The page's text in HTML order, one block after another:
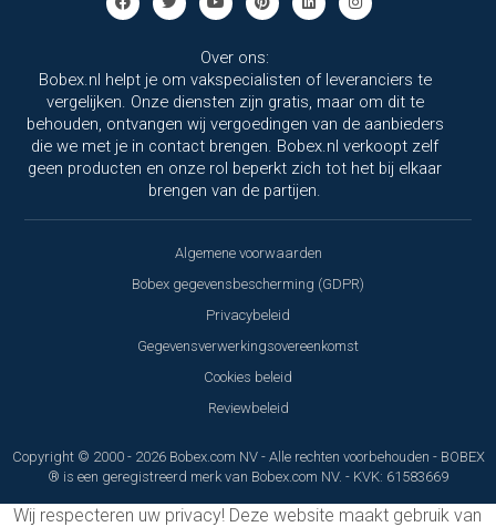
Over ons:
Bobex.nl helpt je om vakspecialisten of leveranciers te
vergelijken. Onze diensten zijn gratis, maar om dit te
behouden, ontvangen wij vergoedingen van de aanbieders
die we met je in contact brengen. Bobex.nl verkoopt zelf
geen producten en onze rol beperkt zich tot het bij elkaar
brengen van de partijen.
Algemene voorwaarden
Bobex gegevensbescherming (GDPR)
Privacybeleid
Gegevensverwerkingsovereenkomst
Cookies beleid
Reviewbeleid
Copyright © 2000 - 2026 Bobex.com NV - Alle rechten voorbehouden - BOBEX
® is een geregistreerd merk van Bobex.com NV. - KVK: 61583669
Wij respecteren uw privacy! Deze website maakt gebruik van